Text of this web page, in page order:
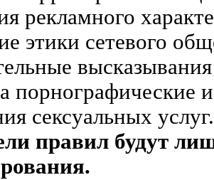
рекламного
этики сетевого
порнографические
сексуальных услуг.
правил будут